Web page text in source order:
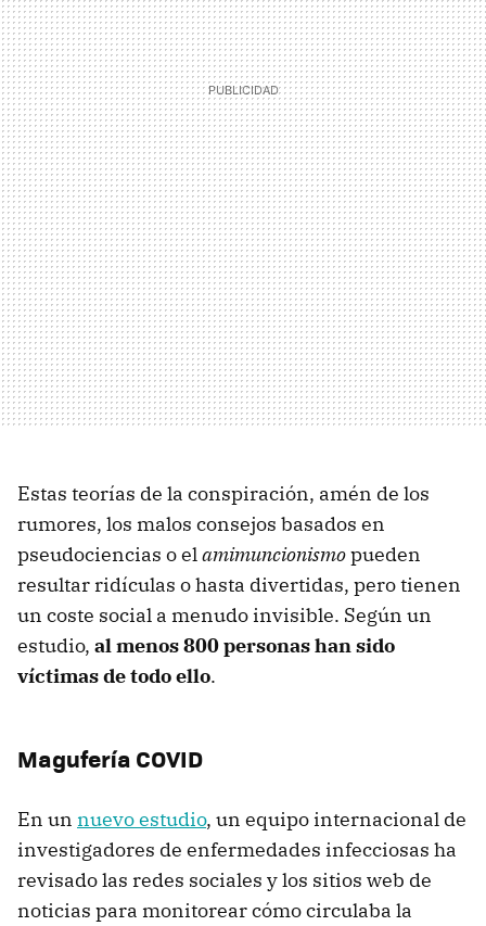
Estas teorías de la conspiración, amén de los
rumores, los malos consejos basados en
pseudociencias o elamimuncionismopueden
resultar ridículas o hasta divertidas, pero tienen
un coste social a menudo invisible. Según un
estudio, al menos 800 personas han sido
víctimas de todo ello.
Magufería COVID
En un nuevo estudio, un equipo internacional de
investigadores de enfermedades infecciosas ha
revisado las redes sociales y los sitios web de
noticias para monitorear cómo circulaba la